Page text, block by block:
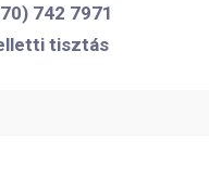
742 7971
tisztás